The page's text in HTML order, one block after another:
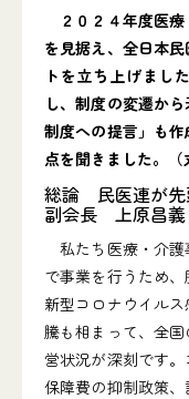
２０２４年度医
を見据え、全日本
トを立ち上げまし
し、制度の変遷か
制度への提言」も
点を聞きました。（
総論 民医連が先
副会長 上原昌義
私たち医療・介護
で事業を行うため
新型コロナウイル
騰も相まって、全
営状況が深刻です
保障費の抑制政策